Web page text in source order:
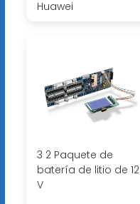
Huawei
3 2 Paquete de
batería de litio de 12
V